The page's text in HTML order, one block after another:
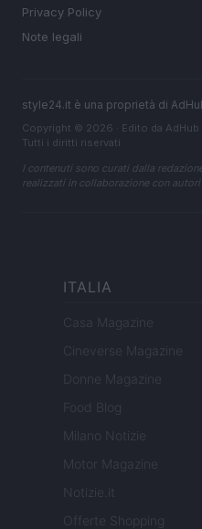
Privacy Policy
Note legali
style24.it è una proprietà di
Copyright © 2026 · Edito da
Tutti i diritti riservati
I contenuti sono curati dalla
realizzati in collaborazione con autori
ITALIA
Casa Magazine
Cineverse Magazine
Donne Magazine
Food Blog
Milano Notizie
Motor Magazine
Notizie.it
Offerte Shopping